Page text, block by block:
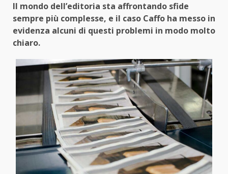
Il mondo dell’editoria sta affrontando sfide
sempre più complesse, e il caso Caffo ha messo in
evidenza alcuni di questi problemi in modo molto
chiaro.